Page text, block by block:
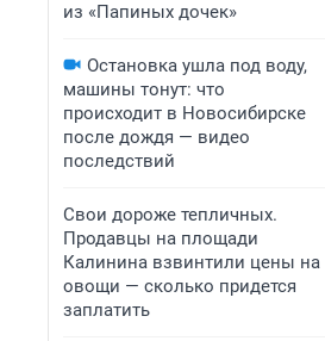
из «Папиных дочек»
Остановка ушла под воду,
машины тонут: что
происходит в Новосибирске
после дождя — видео
последствий
Свои дороже тепличных.
Продавцы на площади
Калинина взвинтили цены на
овощи — сколько придется
заплатить